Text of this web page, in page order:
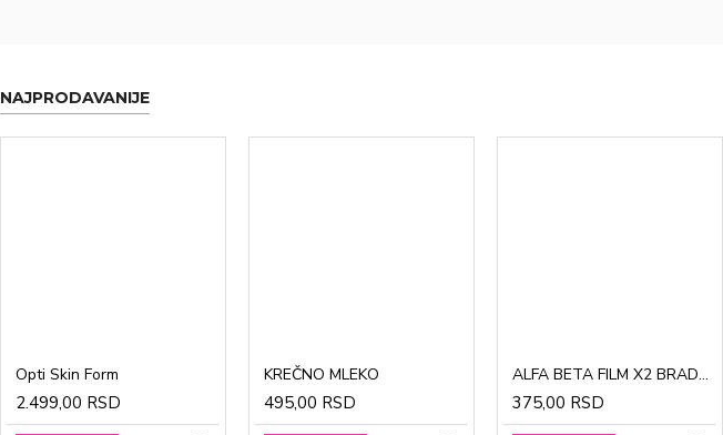
Gravidon A tablete a30
1.865,00 RSD
CinkDermin pasta 5g
280,00 RSD
Mustela Cold krema za lice 40ml
1.370,00 RSD
NAJPRODAVANIJE
Opti Skin Form
2.499,00 RSD
KREČNO MLEKO
495,00 RSD
ALFA BETA FILM X2 BRADAVICE, KURJE OKO 15ml
375,00 RSD